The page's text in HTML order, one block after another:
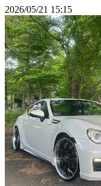
2026/05/21 15:15